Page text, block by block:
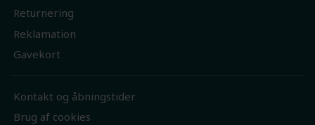
Returnering
Reklamation
Gavekort
Kontakt og åbningstider
Brug af cookies